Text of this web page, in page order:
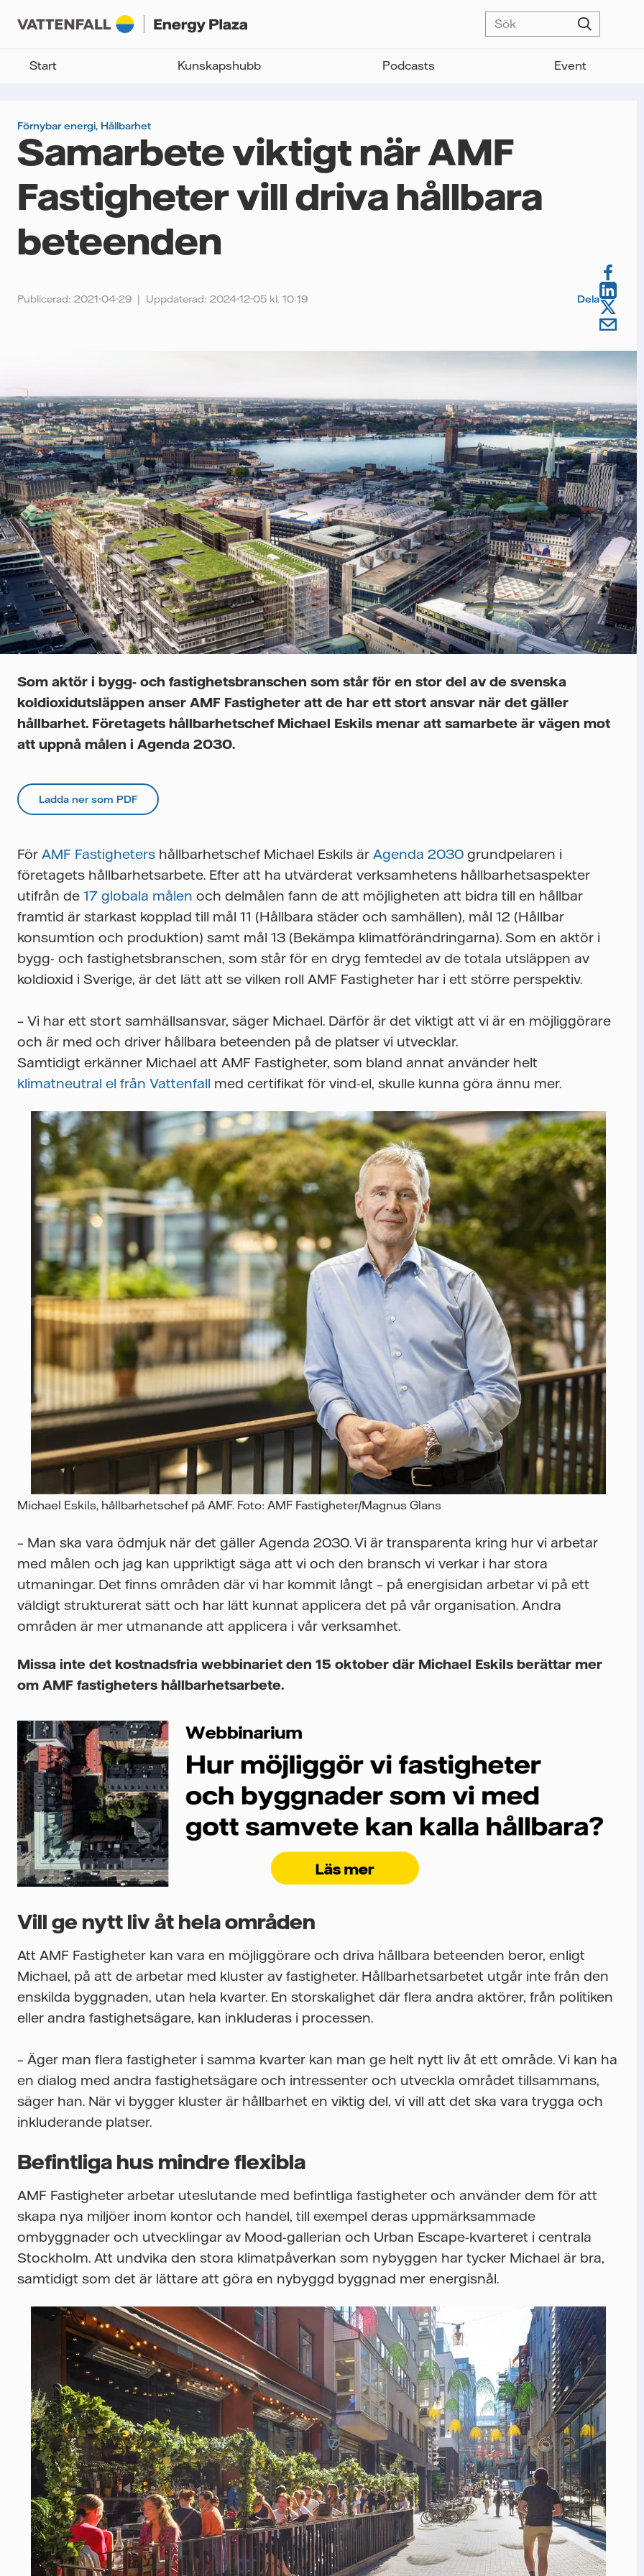
Start Kunskapshubb Podcasts Event
Förnybar energi, Hållbarhet
Samarbete viktigt när AMF
Fastigheter vill driva hållbara
beteenden
Publicerad: 2021-04-29 Uppdaterad: 2024-12-05 kl. 10:19 Dela
Som aktör i bygg- och fastighetsbranschen som står för en stor del av de svenska
koldioxidutsläppen anser AMF Fastigheter att de har ett stort ansvar när det gäller
hållbarhet. Företagets hållbarhetschef Michael Eskils menar att samarbete är vägen mot
att uppnå målen i Agenda 2030.
Ladda ner som PDF
För AMF Fastigheters hållbarhetschef Michael Eskils är Agenda 2030 grundpelaren i
företagets hållbarhetsarbete. Efter att ha utvärderat verksamhetens hållbarhetsaspekter
utifrån de 17 globala målen och delmålen fann de att möjligheten att bidra till en hållbar
framtid är starkast kopplad till mål 11 (Hållbara städer och samhällen), mål 12 (Hållbar
konsumtion och produktion) samt mål 13 (Bekämpa klimatförändringarna). Som en aktör i
bygg- och fastighetsbranschen, som står för en dryg femtedel av de totala utsläppen av
koldioxid i Sverige, är det lätt att se vilken roll AMF Fastigheter har i ett större perspektiv.
– Vi har ett stort samhällsansvar, säger Michael. Därför är det viktigt att vi är en möjliggörare
och är med och driver hållbara beteenden på de platser vi utvecklar.
Samtidigt erkänner Michael att AMF Fastigheter, som bland annat använder helt
klimatneutral el från Vattenfall med certifikat för vind-el, skulle kunna göra ännu mer.
Michael Eskils, hållbarhetschef på AMF. Foto: AMF Fastigheter/Magnus Glans
– Man ska vara ödmjuk när det gäller Agenda 2030. Vi är transparenta kring hur vi arbetar
med målen och jag kan uppriktigt säga att vi och den bransch vi verkar i har stora
utmaningar. Det finns områden där vi har kommit långt – på energisidan arbetar vi på ett
väldigt strukturerat sätt och har lätt kunnat applicera det på vår organisation. Andra
områden är mer utmanande att applicera i vår verksamhet.
Missa inte det kostnadsfria webbinariet den 15 oktober där Michael Eskils berättar mer
om AMF fastigheters hållbarhetsarbete.
Vill ge nytt liv åt hela områden
Att AMF Fastigheter kan vara en möjliggörare och driva hållbara beteenden beror, enligt
Michael, på att de arbetar med kluster av fastigheter. Hållbarhetsarbetet utgår inte från den
enskilda byggnaden, utan hela kvarter. En storskalighet där flera andra aktörer, från politiken
eller andra fastighetsägare, kan inkluderas i processen.
– Äger man flera fastigheter i samma kvarter kan man ge helt nytt liv åt ett område. Vi kan ha
en dialog med andra fastighetsägare och intressenter och utveckla området tillsammans,
säger han. När vi bygger kluster är hållbarhet en viktig del, vi vill att det ska vara trygga och
inkluderande platser.
Befintliga hus mindre flexibla
AMF Fastigheter arbetar uteslutande med befintliga fastigheter och använder dem för att
skapa nya miljöer inom kontor och handel, till exempel deras uppmärksammade
ombyggnader och utvecklingar av Mood-gallerian och Urban Escape-kvarteret i centrala
Stockholm. Att undvika den stora klimatpåverkan som nybyggen har tycker Michael är bra,
samtidigt som det är lättare att göra en nybyggd byggnad mer energisnål.